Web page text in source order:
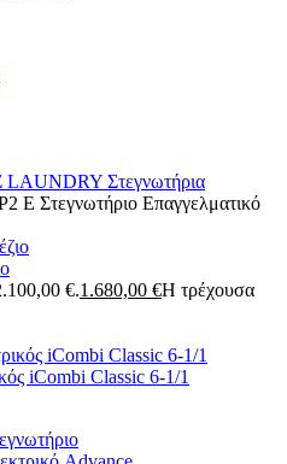
Στεγνωτήρια
E Στεγνωτήριο Επαγγελματικό
€.1.680,00 €Η τρέχουσα
iCombi Classic 6-1/1